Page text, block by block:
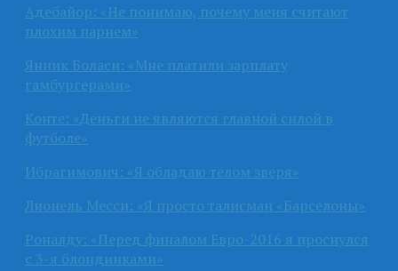
Адебайор: «Не понимаю, почему меня считают
плохим парнем»
Янник Боласи: «Мне платили зарплату
гамбургерами»
Конте: «Деньги не являются главной силой в
футболе»
Ибрагимович: «Я обладаю телом зверя»
Лионель Месси: «Я просто талисман «Барселоны»
Роналду: «Перед финалом Евро-2016 я проснулся
с 3-я блондинками»